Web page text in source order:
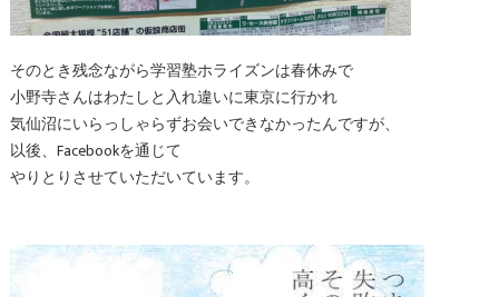
そのとき残念ながら学習塾ホライズンは春休みで
小野寺さんはわたしと入れ違いに東京に行かれ
気仙沼にいらっしゃらずお会いできなかったんですが、
以後、Facebookを通じて
やりとりさせていただいています。